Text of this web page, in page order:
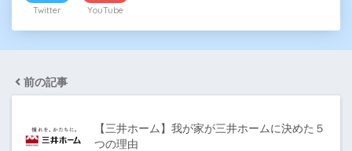
Twitter YouTube
前の記事
【三井ホーム】我が家が三井ホームに決めた５
つの理由